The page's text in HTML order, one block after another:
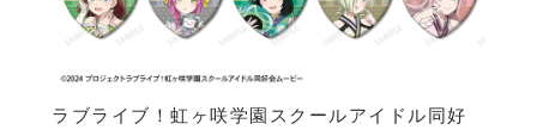
ラブライブ！虹ヶ咲学園スクールアイドル同好